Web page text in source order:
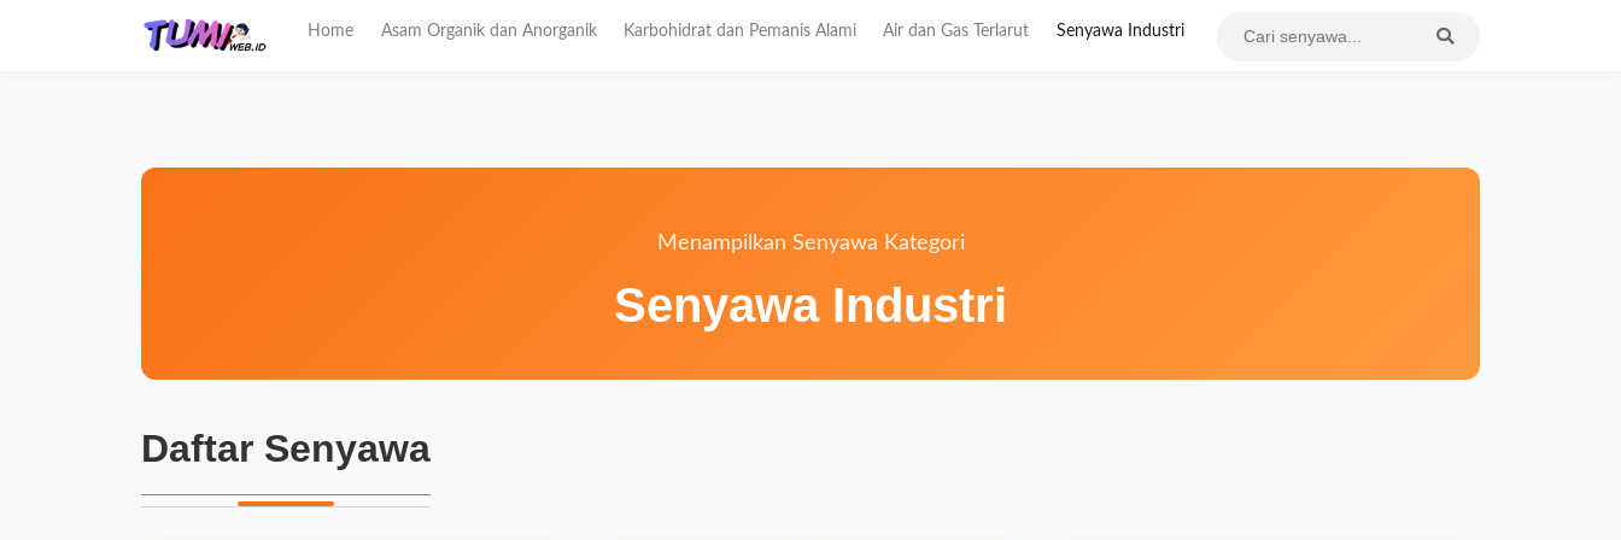
Home Asam Organik dan Anorganik Karbohidrat dan Pemanis Alami Air dan Gas Terlarut Senyawa Industri
Menampilkan Senyawa Kategori
Senyawa Industri
Daftar Senyawa